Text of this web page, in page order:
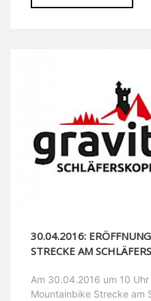
30.04.2016:
STRECKE AM
Am 30.04.2016 um 10
Mountainbike Strecke am